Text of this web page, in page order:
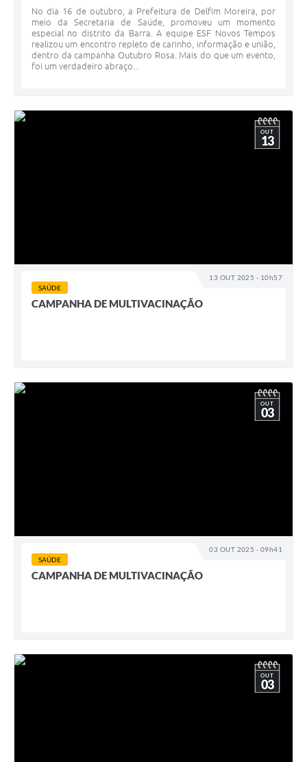
No dia 16 de outubro, a Prefeitura de Delfim Moreira, por
meio da Secretaria de Saúde, promoveu um momento
especial no distrito da Barra. A equipe ESF Novos Tempos
realizou um encontro repleto de carinho, informação e união,
dentro da campanha Outubro Rosa. Mais do que um evento,
foi um verdadeiro abraço...
13 OUT 2025 - 10h57
OUT
13
SAÚDE
CAMPANHA DE MULTIVACINAÇÃO
03 OUT 2025 - 09h41
OUT
03
SAÚDE
CAMPANHA DE MULTIVACINAÇÃO
OUT
03